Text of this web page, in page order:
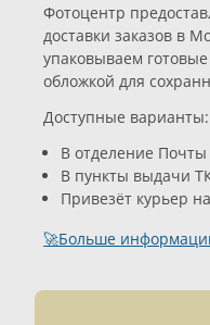
Фотоцентр
доставки заказов в
упаковываем
обложкой для
Доступные варианты:
В отделение Почты
В пункты выдачи
Привезёт курьер
🚀Больше